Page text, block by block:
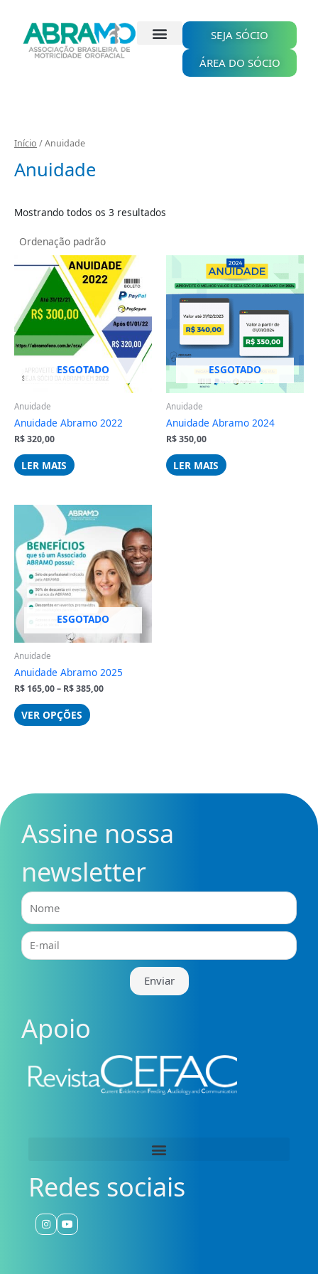
conteúdo
SEJA SÓCIO
ÁREA DO SÓCIO
Início / Anuidade
Anuidade
Mostrando todos os 3 resultados
ESGOTADO
Anuidade
Anuidade Abramo 2022
R$320,00
LER MAIS
ESGOTADO
Anuidade
Anuidade Abramo 2024
R$350,00
LER MAIS
ESGOTADO
Anuidade
Anuidade Abramo 2025
R$ 165,00– R$385,00
preço:
R$ 165,00
através
R$ 385,00
VER OPÇÕES
Este
produto
várias
variantes.
As
opções
podem
ser
escolhidas
página
produto
Assine nossa
newsletter
Nome
E-
mail
Enviar
Apoio
Redes sociais